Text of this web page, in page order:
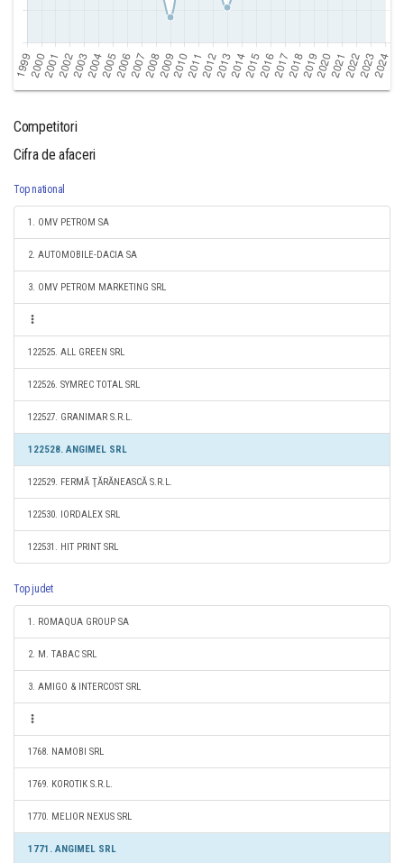
Competitori
Cifra de afaceri
Top national
1. OMV PETROM SA
2. AUTOMOBILE-DACIA SA
3. OMV PETROM MARKETING SRL
122525. ALL GREEN SRL
122526. SYMREC TOTAL SRL
122527. GRANIMAR S.R.L.
122528. ANGIMEL SRL
122529. FERMĂ ŢĂRĂNEASCĂ S.R.L.
122530. IORDALEX SRL
122531. HIT PRINT SRL
Top judet
1. ROMAQUA GROUP SA
2. M. TABAC SRL
3. AMIGO & INTERCOST SRL
1768. NAMOBI SRL
1769. KOROTIK S.R.L.
1770. MELIOR NEXUS SRL
1771. ANGIMEL SRL